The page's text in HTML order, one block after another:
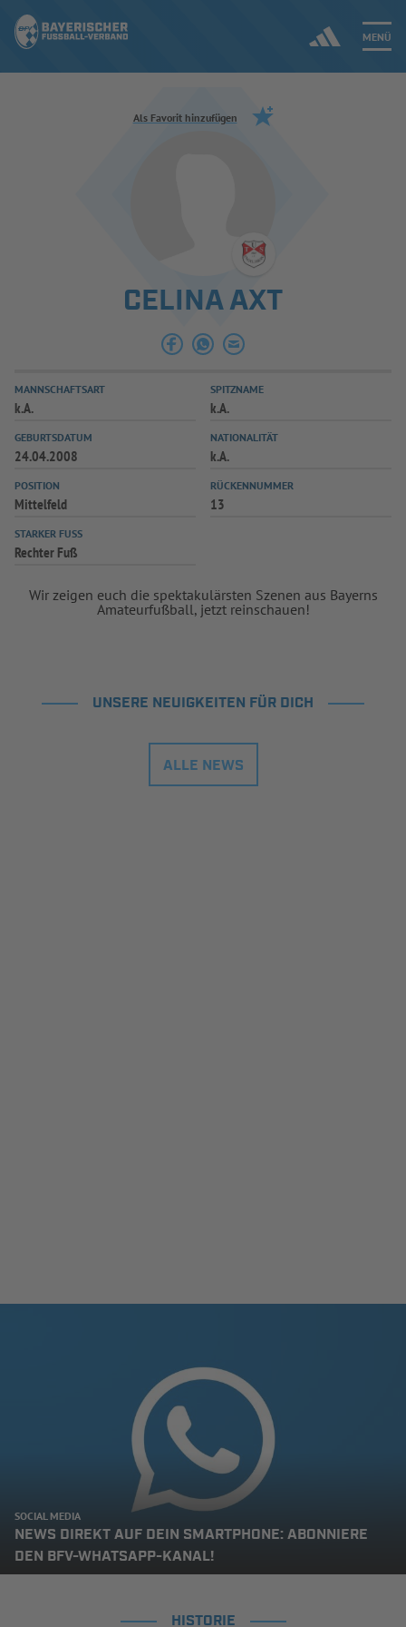
MENÜ
Jetzt einloggen
SPIELBETRIEB & VERBANDSLEBEN
AUSBILDUNG & FÖRDERUNG
SPIELPLUS
Als Favorit hinzufügen
CELINA AXT
MANNSCHAFTSART
k.A.
SPITZNAME
k.A.
GEBURTSDATUM
24.04.2008
NATIONALITÄT
k.A.
POSITION
Mittelfeld
RÜCKENNUMMER
13
STARKER FUSS
Rechter Fuß
Wir zeigen euch die spektakulärsten Szenen aus Bayerns
Amateurfußball, jetzt reinschauen!
UNSERE NEUIGKEITEN FÜR DICH
ALLE NEWS
SOCIAL MEDIA
NEWS DIREKT AUF DEIN SMARTPHONE: ABONNIERE
DEN BFV-WHATSAPP-KANAL!
HISTORIE